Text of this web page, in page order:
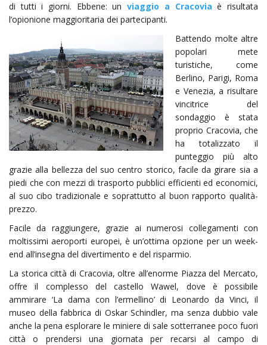
di tutti i giorni. Ebbene: unviaggio a Cracovia è risultata
l’opionione maggioritaria dei partecipanti.
Battendo molte altre
popolari mete
turistiche, come
Berlino, Parigi, Roma
e Venezia, a risultare
vincitrice del
sondaggio è stata
proprio Cracovia, che
ha totalizzato il
punteggio più alto
grazie alla bellezza del suo centro storico, facile da girare sia a
piedi che con mezzi di trasporto pubblici efficienti ed economici,
al suo cibo tradizionale e soprattutto al buon rapporto qualità-
prezzo.
Facile da raggiungere, grazie ai numerosi collegamenti con
moltissimi aeroporti europei, è un’ottima opzione per un week-
end all’insegna del divertimento e del risparmio.
La storica città di Cracovia, oltre all’enorme Piazza del Mercato,
offre il complesso del castello Wawel, dove è possibile
ammirare ‘La dama con l’ermellino’ di Leonardo da Vinci, il
museo della fabbrica di Oskar Schindler, ma senza dubbio vale
anche la pena esplorare le miniere di sale sotterranee poco fuori
città o prendersi una giornata per recarsi al campo di